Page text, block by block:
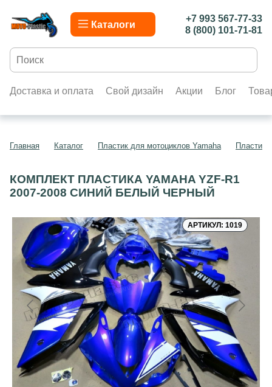
Каталоги
+7 993 567-77-33
8 (800) 101-71-81
Доставка и оплата Свой дизайн Акции Блог
Главная Каталог Пластик для мотоциклов Yamaha Пластик
КОМПЛЕКТ ПЛАСТИКА YAMAHA YZF-R1
2007-2008 СИНИЙ БЕЛЫЙ ЧЕРНЫЙ
АРТИКУЛ: 1019